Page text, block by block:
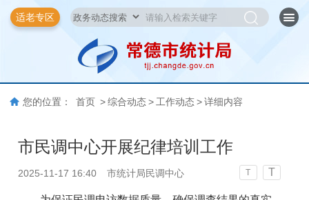
适老专区
您的位置： 首页 > 综合动态 > 工作动态 > 详细内容
市民调中心开展纪律培训工作
2025-11-17 16:40 市统计局民调中心 T T